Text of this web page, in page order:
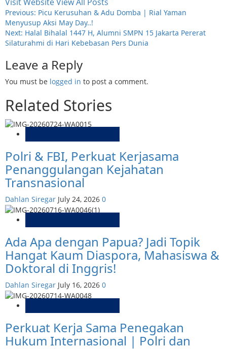
Post
navigation
Previous: Picu Kerusuhan & Adu Domba | Rial Yaman
Menyusup Aksi May Day..!
Next: Halal Bihalal 1447 H, Alumni SMPN 15 Jakarta Pererat
Silaturahmi di Hari Kebebasan Pers Dunia
Leave a Reply
You must be logged in to post a comment.
Related Stories
Polri & FBI, Perkuat Kerjasama
Penanggulangan Kejahatan
Transnasional
Dahlan Siregar July 24, 2026 0
Ada Apa dengan Papua? Jadi Topik
Hangat Kaum Diaspora, Mahasiswa &
Doktoral di Inggris!
Dahlan Siregar July 16, 2026 0
Perkuat Kerja Sama Penegakan
Hukum Internasional | Polri dan